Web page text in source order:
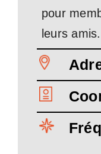
pour
leurs amis.